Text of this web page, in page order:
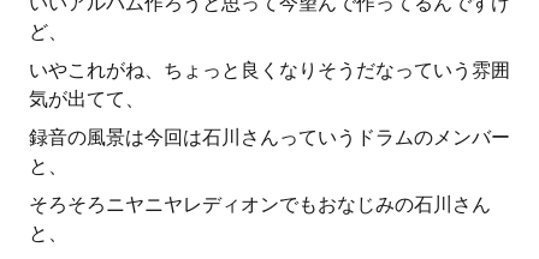
ど、
いやこれがね、ちょっと良くなりそうだなっていう雰囲
気が出てて、
録音の風景は今回は石川さんっていうドラムのメンバー
と、
そろそろニヤニヤレディオンでもおなじみの石川さん
と、